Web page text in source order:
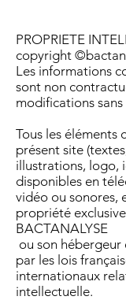
PROPRIETE
​copyright
Les informations
sont non
modifications sans
Tous les éléments
présent site
illustrations, logo,
disponibles en
vidéo ou sonores,
propriété
BACTANALYSE
ou son
par les lois
internationaux
intellectuelle.